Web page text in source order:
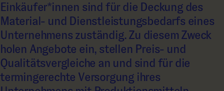
Einkäufer*innen sind für die Deckung des
Material- und Dienstleistungsbedarfs eines
Unternehmens zuständig. Zu diesem Zweck
holen Angebote ein, stellen Preis- und
Qualitätsvergleiche an und sind für die
termingerechte Versorgung ihres